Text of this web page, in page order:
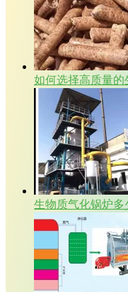
如何选择高质量
生物质气化锅炉